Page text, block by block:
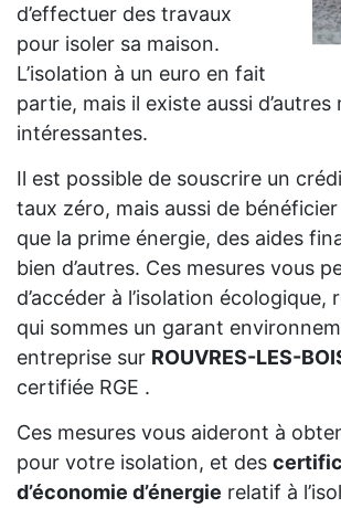
d’effectuer des travaux
pour isoler sa maison.
L’isolation à un euro en fait
partie, mais il existe aussi d’autres
intéressantes.
Il est possible de souscrire un
taux zéro, mais aussi de bénéficier
que la prime énergie, des aides
bien d’autres. Ces mesures vous
d’accéder à l’isolation écologique,
qui sommes un garant
entreprise sur ROUVRES-LES-
certifiée RGE .
Ces mesures vous aideront à
pour votre isolation, et des
d’économie d’énergie relatif à